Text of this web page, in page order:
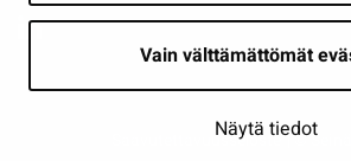
Vain välttämättömät
Näytä tiedot
Saavutettavuusseloste | ©